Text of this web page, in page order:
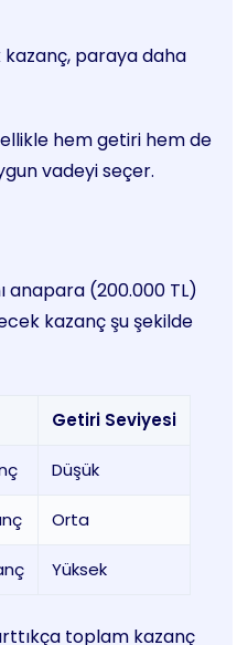
kazanç, paraya daha
hem getiri hem de
vadeyi seçer.
anapara (200.000 TL)
kazanç şu şekilde
Getiri Seviyesi
Düşük
Orta
Yüksek
toplam kazanç